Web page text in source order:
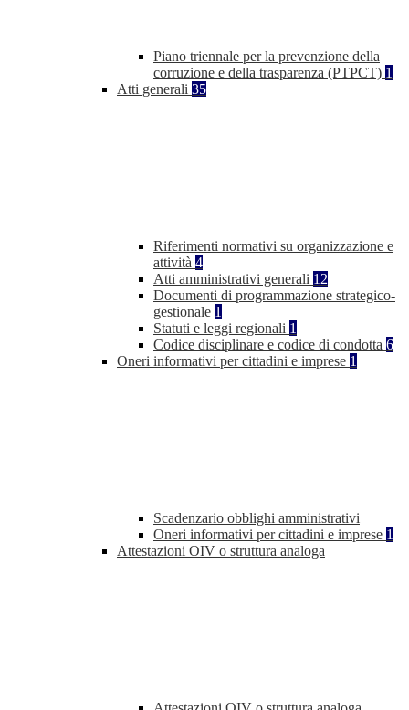
Piano triennale per la prevenzione della
corruzione e della trasparenza (PTPCT) 1
Atti generali 35
Riferimenti normativi su organizzazione e
attività 4
Atti amministrativi generali 12
Documenti di programmazione strategico-
gestionale 1
Statuti e leggi regionali 1
Codice disciplinare e codice di condotta 6
Oneri informativi per cittadini e imprese 1
Scadenzario obblighi amministrativi
Oneri informativi per cittadini e imprese 1
Attestazioni OIV o struttura analoga